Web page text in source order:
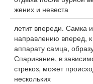
жених и невеста
летит впереди. Самка
направлению вперед,
аппарату самца,
Спаривание, в
стрекоз, может
нескольких